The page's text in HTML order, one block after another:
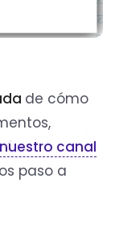
de cómo
nuestro canal
paso a